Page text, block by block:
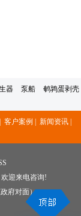
器 泵船
鹌鹑蛋剥壳
客户案例 |
新闻资讯 |
迎来电咨询!
府对面）